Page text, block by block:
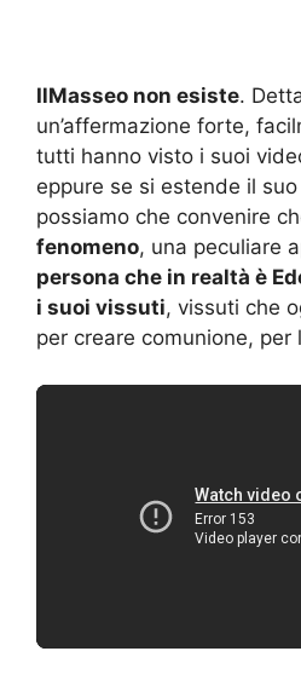
IlMasseo non esiste.
un’affermazione forte,
tutti hanno visto i suoi
eppure se si estende il
possiamo che convenire
fenomeno, una peculiare
persona che in realtà è
i suoi vissuti, vissuti che
per creare comunione,